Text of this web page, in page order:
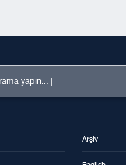
yapın...
Arşiv